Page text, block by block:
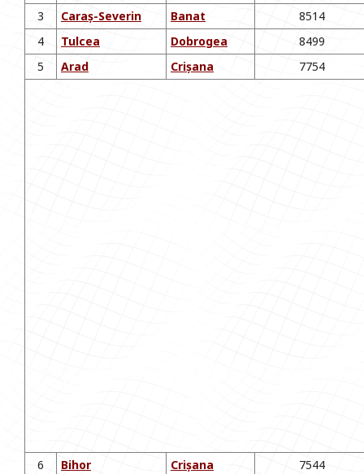
3
Caraș-Severin Banat
8514
4
Tulcea Dobrogea
8499
5
Arad Crișana 7754
6 Bihor Crișana
7544